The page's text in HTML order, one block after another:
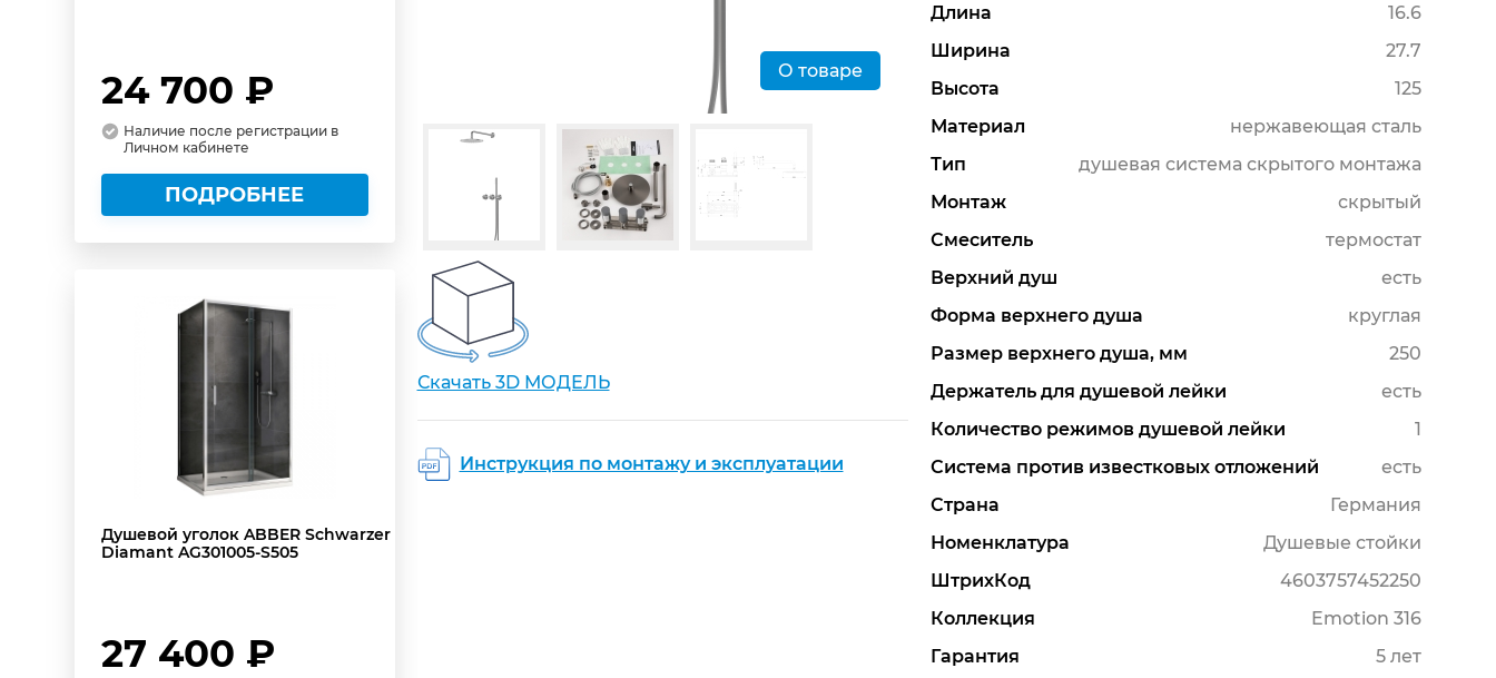
24 700 ₽
Наличие после регистрации в
Личном кабинете
ПОДРОБНЕЕ
Душевой уголок ABBER Schwarzer
Diamant AG301005-S505
27 400 ₽
О товаре
Скачать 3D МОДЕЛЬ
Инструкция по монтажу и эксплуатации
Длина
16.6
Ширина
27.7
Высота
125
Материал
нержавеющая сталь
Тип
душевая система скрытого монтажа
Монтаж
скрытый
Смеситель
термостат
Верхний душ
есть
Форма верхнего душа
круглая
Размер верхнего душа, мм
250
Держатель для душевой лейки
есть
Количество режимов душевой лейки
1
Система против известковых отложений
есть
Страна
Германия
Номенклатура
Душевые стойки
ШтрихКод
4603757452250
Коллекция
Emotion 316
Гарантия
5 лет